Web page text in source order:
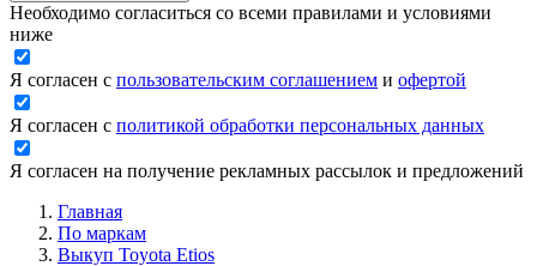
Необходимо согласиться со всеми правилами и условиями
ниже
Я согласен с пользовательским соглашением и офертой
Я согласен с политикой обработки персональных данных
Я согласен на получение рекламных рассылок и предложений
Главная
По маркам
Выкуп Toyota Etios